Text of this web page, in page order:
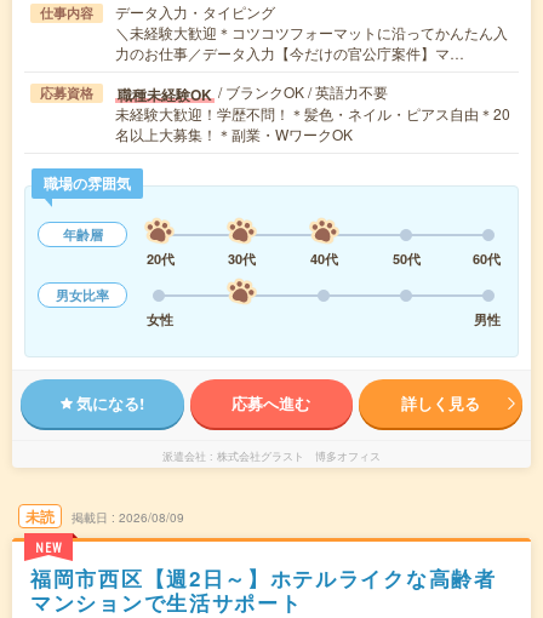
仕事内容
データ入力・タイピング
＼未経験大歓迎＊コツコツフォーマットに沿ってかんたん入
力のお仕事／データ入力【今だけの官公庁案件】マ…
応募資格 職種未経験OK / ブランクOK / 英語力不要
未経験大歓迎！学歴不問！＊髪色・ネイル・ピアス自由＊20
名以上大募集！＊副業・WワークOK
職場の雰囲気
年齢層
20代
30代 40代 50代
60代
男女比率
女性
男性
気になる! 応募へ進む 詳しく見る
派遣会社 株式会社グラスト 博多オフィス
未読
NEW
掲載日 2026/08/09
福岡市西区【週2日～】ホテルライクな高齢者
マンションで生活サポート